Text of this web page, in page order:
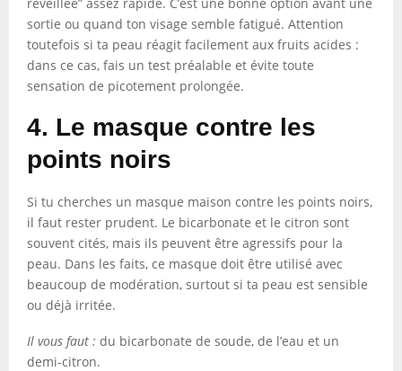
sortie ou quand ton visage semble fatigué. Attention
toutefois si ta peau réagit facilement aux fruits acides :
dans ce cas, fais un test préalable et évite toute
sensation de picotement prolongée.
4. Le masque contre les
points noirs
Si tu cherches un masque maison contre les points noirs,
il faut rester prudent. Le bicarbonate et le citron sont
souvent cités, mais ils peuvent être agressifs pour la
peau. Dans les faits, ce masque doit être utilisé avec
beaucoup de modération, surtout si ta peau est sensible
ou déjà irritée.
Il vous faut : du bicarbonate de soude, de l’eau et un
demi-citron.